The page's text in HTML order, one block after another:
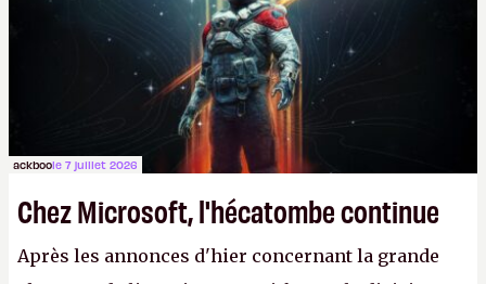
le même studio qu'il y a 15 ans. Mais bon, OK, on
peut commencer à fantasmer.A.
ackboole 7 juillet 2026
Chez Microsoft, l'hécatombe continue
Après les annonces d'hier concernant la grande